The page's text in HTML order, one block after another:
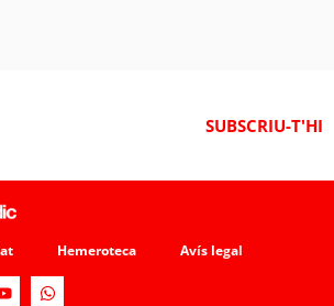
SUBSCRIU-T'HI
Hemeroteca Avís legal